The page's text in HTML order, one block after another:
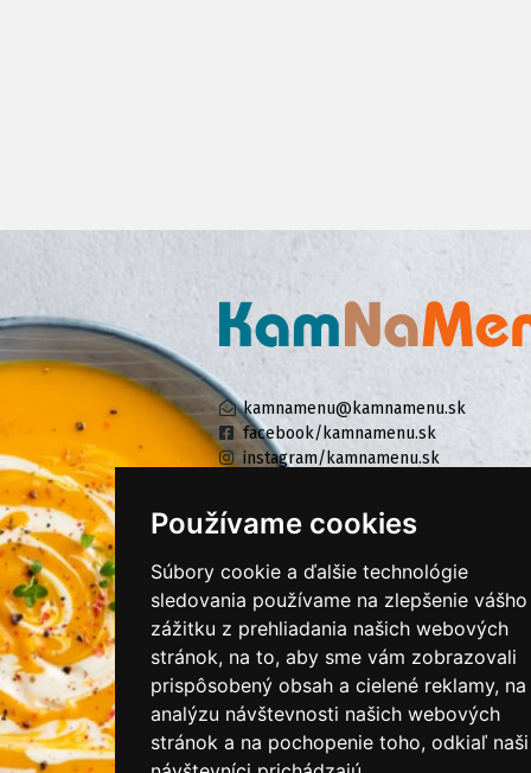
Používame cookies
Súbory cookie a ďalšie technológie
sledovania používame na zlepšenie vášho
zážitku z prehliadania našich webových
stránok, na to, aby sme vám zobrazovali
prispôsobený obsah a cielené reklamy, na
analýzu návštevnosti našich webových
stránok a na pochopenie toho, odkiaľ naši
kamnamenu@kamnamenu.sk
facebook/kamnamenu.sk
instagram/kamnamenu.sk
PRIHLÁSIŤ SA DO ZÁKAZNÍCKEJ ZÓNY
Všeobecné obchodné podmienky
Ochrana osobných údajov
Cookies